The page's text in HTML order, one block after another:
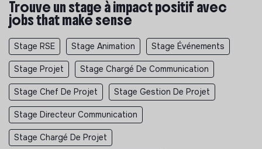
Contribuer à la mise en place d’événements internes
collectifs, anniversaires…)
Animation de la vie du lieu et du quartier
Participer à des chantiers autour de la signalétique
et/ou l’aménagement du site
Assurer un support ponctuel à la gestion logistique
du lieu
En fonction des sites :
Trouve un stage à impact positif avec
jobs that make sense
Stage RSE Stage Animation Stage Événements
Stage Projet Stage Chargé De Communication
Stage Chef De Projet Stage Gestion De Projet
Stage Directeur Communication
Stage Chargé De Projet